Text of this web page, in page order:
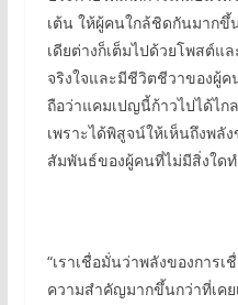
เต้น ให้ผู้คนใกล้ชิดกันมากขึ้
เดียต่างก็เต็มไปด้วยโพสต์แ
จริงใจและมีชีวิตชีวาของผู้
ถือว่าแคมเปญนี้ก้าวไปได้ไก
เพราะได้พิสูจน์ให้เห็นถึงพลั
สัมพันธ์ของผู้คนที่ไม่มีสิ่งใด
“เราเชื่อมั่นว่าพลังของการ
ความสำคัญมากขึ้นกว่าที่เค